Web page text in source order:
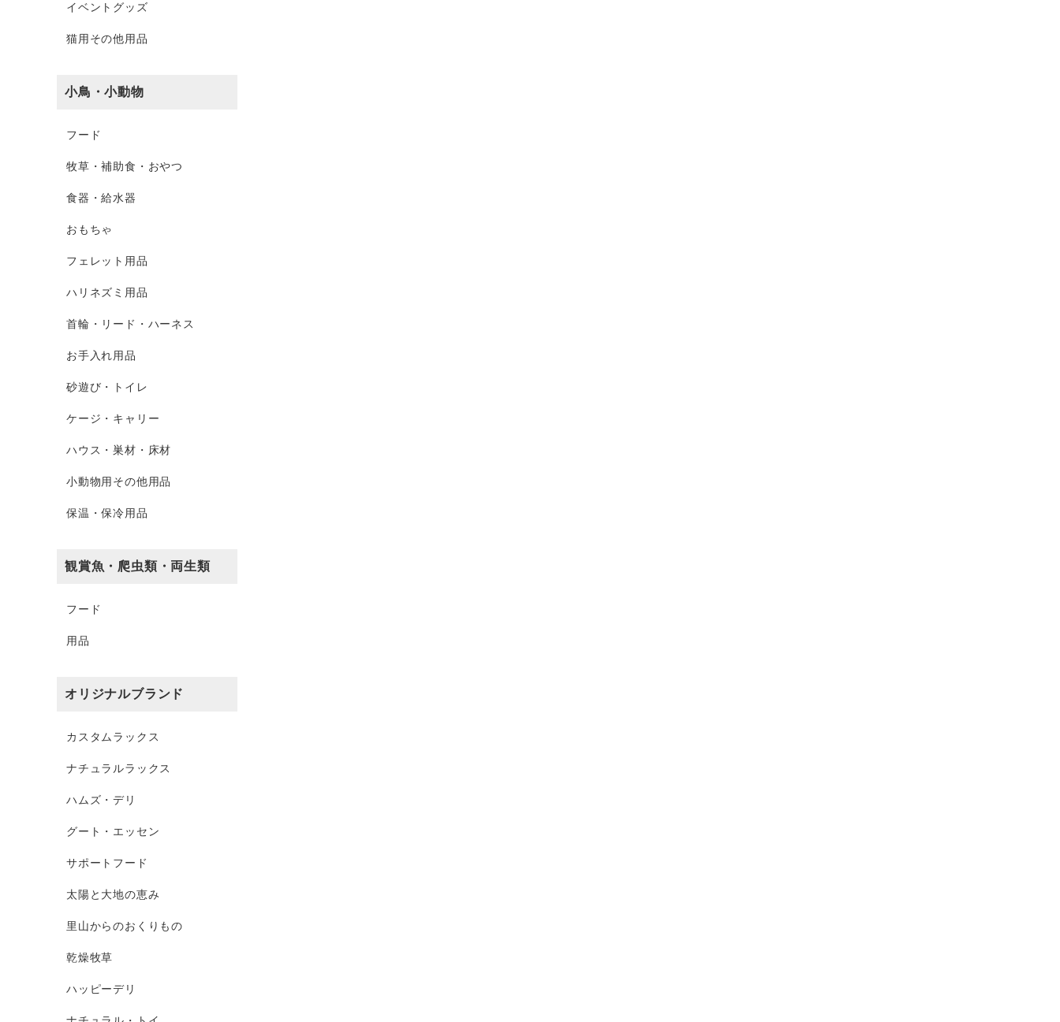
イベントグッズ
猫用その他用品
小鳥・小動物
フード
牧草・補助食・おやつ
食器・給水器
おもちゃ
フェレット用品
ハリネズミ用品
首輪・リード・ハーネス
お手入れ用品
砂遊び・トイレ
ケージ・キャリー
ハウス・巣材・床材
小動物用その他用品
保温・保冷用品
観賞魚・爬虫類・両生類
フード
用品
オリジナルブランド
カスタムラックス
ナチュラルラックス
ハムズ・デリ
グート・エッセン
サポートフード
太陽と大地の恵み
里山からのおくりもの
乾燥牧草
ハッピーデリ